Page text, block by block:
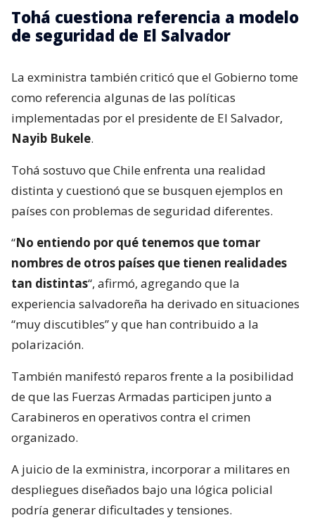
Tohá cuestiona referencia a modelo
de seguridad de El Salvador
La exministra también criticó que el Gobierno tome
como referencia algunas de las políticas
implementadas por el presidente de El Salvador,
Nayib Bukele.
Tohá sostuvo que Chile enfrenta una realidad
distinta y cuestionó que se busquen ejemplos en
países con problemas de seguridad diferentes.
“No entiendo por qué tenemos que tomar
nombres de otros países que tienen realidades
tan distintas“, afirmó, agregando que la
experiencia salvadoreña ha derivado en situaciones
“muy discutibles” y que han contribuido a la
polarización.
También manifestó reparos frente a la posibilidad
de que las Fuerzas Armadas participen junto a
Carabineros en operativos contra el crimen
organizado.
A juicio de la exministra, incorporar a militares en
despliegues diseñados bajo una lógica policial
podría generar dificultades y tensiones.